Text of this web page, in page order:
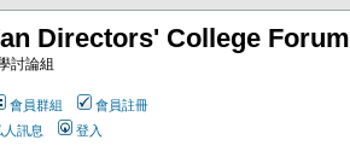
Directors' College Forum
討論組
會員群組
會員註冊
訊息 登入